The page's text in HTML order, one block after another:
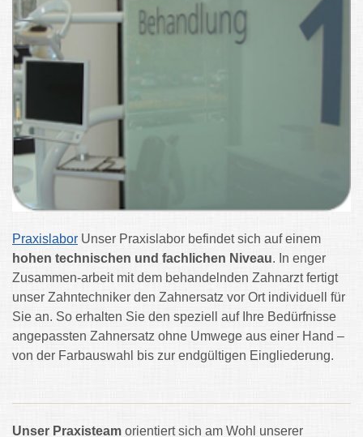
Praxislabor Unser Praxislabor befindet sich auf einem
hohen technischen und fachlichen Niveau. In enger
Zusammen-arbeit mit dem behandelnden Zahnarzt fertigt
unser Zahntechniker den Zahnersatz vor Ort individuell für
Sie an. So erhalten Sie den speziell auf Ihre Bedürfnisse
angepassten Zahnersatz ohne Umwege aus einer Hand –
von der Farbauswahl bis zur endgültigen Eingliederung.
Unser Praxisteam orientiert sich am Wohl unserer